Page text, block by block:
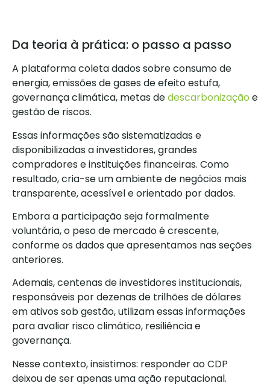
Da teoria à prática: o passo a passo
A plataforma coleta dados sobre consumo de
energia, emissões de gases de efeito estufa,
governança climática, metas dedescarbonização e
gestão de riscos.
Essas informações são sistematizadas e
disponibilizadas a investidores, grandes
compradores e instituições financeiras. Como
resultado, cria-se um ambiente de negócios mais
transparente, acessível e orientado por dados.
Embora a participação seja formalmente
voluntária, o peso de mercado é crescente,
conforme os dados que apresentamos nas seções
anteriores.
Ademais, centenas de investidores institucionais,
responsáveis por dezenas de trilhões de dólares
em ativos sob gestão, utilizam essas informações
para avaliar risco climático, resiliência e
governança.
Nesse contexto, insistimos: responder ao CDP
deixou de ser apenas uma ação reputacional.